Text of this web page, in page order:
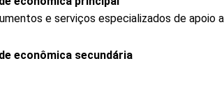
e serviços especializados de apoio
econômica secundária